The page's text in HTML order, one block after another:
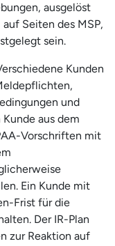
ausgelöst
Seiten des MSP,
sein.
Kunden
und
aus dem
Vorschriften mit
Ein Kunde mit
Frist für die
Der IR-Plan
zur Reaktion auf